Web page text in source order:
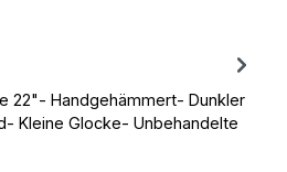
22"- Handgehämmert- Dunkler
Kleine Glocke- Unbehandelte